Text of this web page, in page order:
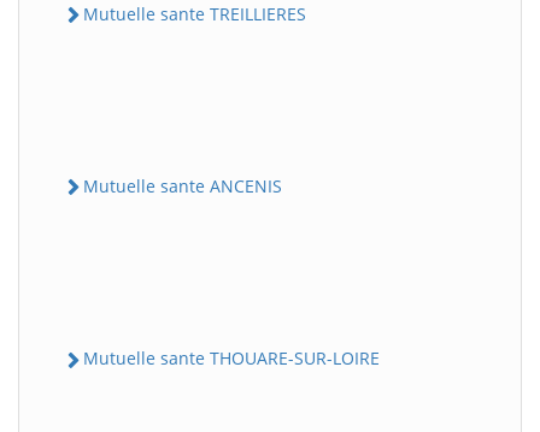
Mutuelle sante TREILLIERES
Mutuelle sante ANCENIS
Mutuelle sante THOUARE-SUR-LOIRE